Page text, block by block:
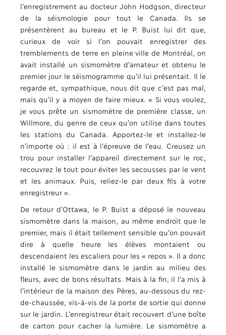
l’enregistrement au docteur John Hodgson, directeur
de la séismologie pour tout le Canada. Ils se
présentèrent au bureau et le P. Buist lui dit que,
curieux de voir si l’on pouvait enregistrer des
tremblements de terre en pleine ville de Montréal, on
avait installé un sismomètre d’amateur et obtenu le
premier jour le séismogramme qu’il lui présentait. Il le
regarde et, sympathique, nous dit que c’est pas mal,
mais qu’il y a moyen de faire mieux. « Si vous voulez,
je vous prête un sismomètre de première classe, un
Willmore, du genre de ceux qu’on utilise dans toutes
les stations du Canada. Apportez-le et installez-le
n’importe où : il est à l’épreuve de l’eau. Creusez un
trou pour installer l’appareil directement sur le roc,
recouvrez le tout pour éviter les secousses par le vent
et les animaux. Puis, reliez-le par deux fils à votre
enregistreur ».
De retour d’Ottawa, le P. Buist a déposé le nouveau
sismomètre dans la maison, au même endroit que le
premier, mais il était tellement sensible qu’on pouvait
dire à quelle heure les élèves montaient ou
descendaient les escaliers pour les « repos ». Il a donc
installé le sismomètre dans le jardin au milieu des
fleurs, avec de bons résultats. Mais à la fin, il l’a mis à
l’intérieur de la maison des Pères, au-dessous du rez-
de-chaussée, vis-à-vis de la porte de sortie qui donne
sur le jardin. L’enregistreur était recouvert d’une boîte
de carton pour cacher la lumière. Le sismomètre a